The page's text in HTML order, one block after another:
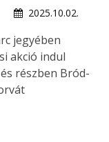
2025.10.02.
jegyében
akció indul
részben Bród-